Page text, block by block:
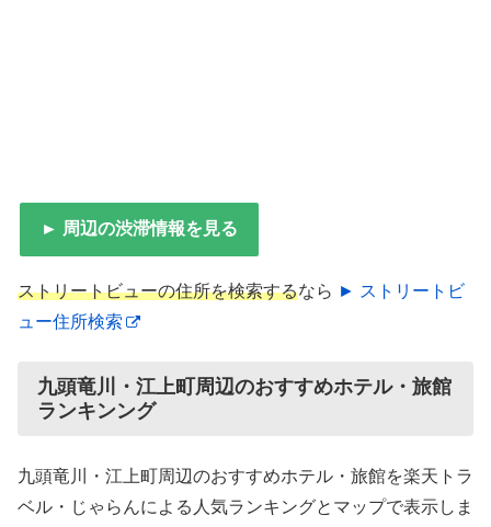
► 周辺の渋滞情報を見る
ストリートビューの住所を検索するなら ► ストリートビ
ュー住所検索
九頭竜川・江上町周辺のおすすめホテル・旅館
ランキンング
九頭竜川・江上町周辺のおすすめホテル・旅館を楽天トラ
ベル・じゃらんによる人気ランキングとマップで表示しま